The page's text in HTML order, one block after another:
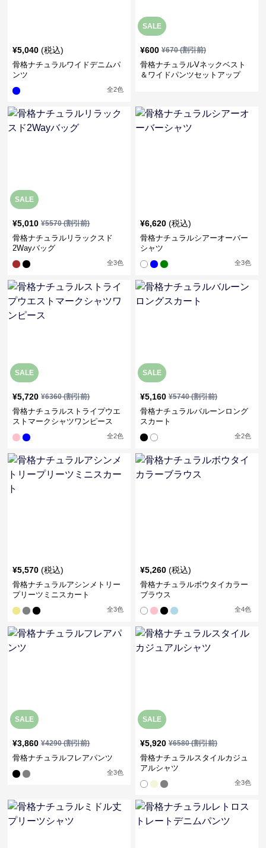
¥5,040 (税込)
骨格ナチュラルワイドデニムパ
ンツ
全2色
SALE
¥600 ¥670(割引前)
骨格ナチュラルVネックベスト
＆ワイドパンツセットアップ
SALE
¥5,010 ¥5570(割引前)
骨格ナチュラルリラックスド
2Wayバッグ
全3色
¥6,620 (税込)
骨格ナチュラルシアーオーバー
シャツ
全3色
SALE
¥5,720 ¥6360(割引前)
骨格ナチュラルストライプウエ
ストマークシャツワンピース
全2色
SALE
¥5,160 ¥5740(割引前)
骨格ナチュラルバルーンロング
スカート
全2色
¥5,570 (税込)
骨格ナチュラルアシンメトリー
プリーツミニスカート
全3色
¥5,260 (税込)
骨格ナチュラルボウタイカラー
ブラウス
全4色
SALE
¥3,860 ¥4290(割引前)
骨格ナチュラルフレアパンツ
全3色
SALE
¥5,920 ¥6580(割引前)
骨格ナチュラルスタイルカジュ
アルシャツ
全3色